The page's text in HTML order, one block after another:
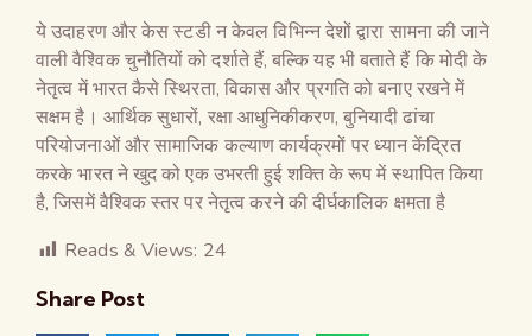
ये उदाहरण और केस स्टडी न केवल विभिन्न देशों द्वारा सामना की जाने
वाली वैश्विक चुनौतियों को दर्शाते हैं, बल्कि यह भी बताते हैं कि मोदी के
नेतृत्व में भारत कैसे स्थिरता, विकास और प्रगति को बनाए रखने में
सक्षम है। आर्थिक सुधारों, रक्षा आधुनिकीकरण, बुनियादी ढांचा
परियोजनाओं और सामाजिक कल्याण कार्यक्रमों पर ध्यान केंद्रित
करके भारत ने खुद को एक उभरती हुई शक्ति के रूप में स्थापित किया
है, जिसमें वैश्विक स्तर पर नेतृत्व करने की दीर्घकालिक क्षमता है
Reads & Views: 24
Share Post